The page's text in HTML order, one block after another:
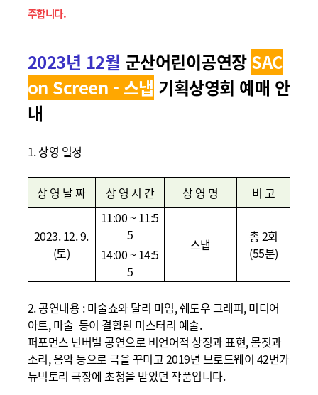
주합니다.
2023년 12월 군산어린이공연장SAC
on Screen - 스냅 기획상영회 예매 안
내
1. 상영 일정
상 영 날 짜 상 영 시 간 상 영 명 비 고
2023. 12. 9.
(토)
11:00 ~ 11:5
5
스냅 총2회
(55분)
14:00 ~ 14:5
5
2.공연내용 :마술쇼와 달리 마임, 쉐도우 그래피, 미디어
아트, 마술 등이 결합된 미스터리 예술.
퍼포먼스 넌버벌 공연으로 비언어적 상징과 표현, 몸짓과
소리, 음악 등으로 극을 꾸미고 2019년 브로드웨이 42번가
뉴빅토리 극장에 초청을 받았던 작품입니다.